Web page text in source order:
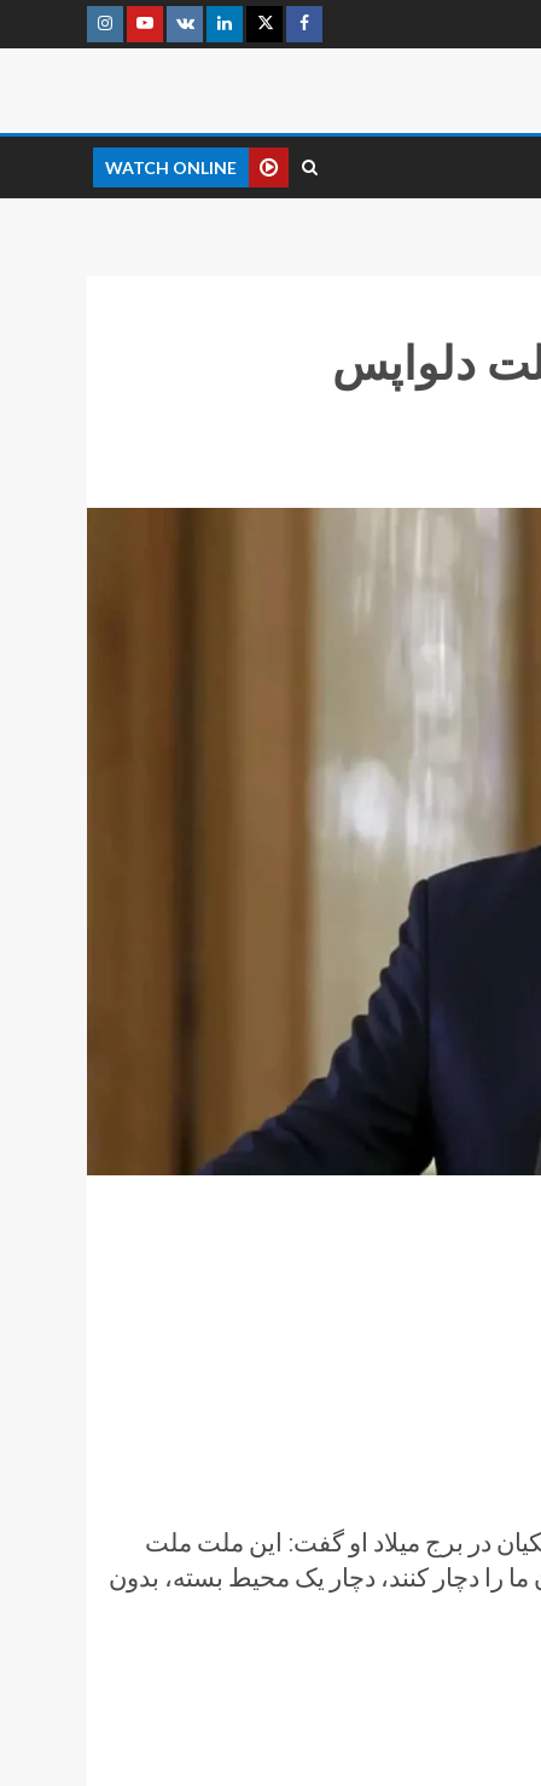
WATCH ONLINE
دلواپس
در برج میلاد او گفت: این ملت ملت
را دچار کنند، دچار یک محیط بسته، بدون